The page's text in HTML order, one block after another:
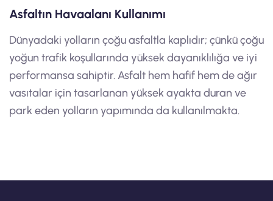
Asfaltın Havaalanı Kullanımı
Dünyadaki yolların çoğu asfaltla kaplıdır; çünkü çoğu
yoğun trafik koşullarında yüksek dayanıklılığa ve iyi
performansa sahiptir. Asfalt hem hafif hem de ağır
vasıtalar için tasarlanan yüksek ayakta duran ve
park eden yolların yapımında da kullanılmakta.